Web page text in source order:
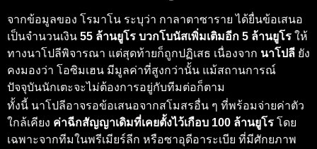
จากข้อมูลของ โรมาโน ระบุว่า กาลาตาซาราย ได้ยื่นข้อเสนอ
เป็นจำนวนเงิน 55 ล้านยูโร บวกโบนัสเพิ่มเติมอีก 5 ล้านยูโร ให้
ทางนาโปลีพิจารณา แต่สุดท้ายก็ถูกปฏิเสธ เนื่องจาก นาโปลี ยัง
คงมองว่า โอซิมเฮน มีมูลค่าที่สูงกว่านั้น แม้สถานการณ์
ปัจจุบันนักเตะจะไม่ต้องการอยู่กับทีมต่อก็ตาม
ทั้งนี้ นาโปลีอาจรอข้อเสนอจากสโมสรอื่น ๆ ที่พร้อมจ่ายค่าตัว
ใกล้เคียง ค่าฉีกสัญญาเดิมที่เคยตั้งไว้เกือบ 100 ล้านยูโร โดย
เฉพาะจากทีมในพรีเมียร์ลีก หรือซาอุดีอาระเบีย ที่มีศักยภาพ